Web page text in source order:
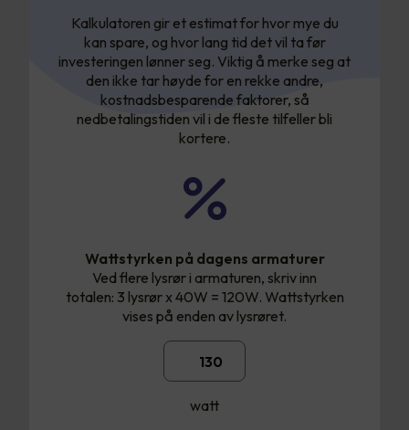
Kalkulatoren gir et estimat for hvor mye du
kan spare, og hvor lang tid det vil ta før
investeringen lønner seg. Viktig å merke seg at
den ikke tar høyde for en rekke andre,
kostnadsbesparende faktorer, så
nedbetalingstiden vil i de fleste tilfeller bli
kortere.
Wattstyrken på dagens armaturer
Ved flere lysrør i armaturen, skriv inn
totalen: 3 lysrør x 40W = 120W. Wattstyrken
vises på enden av lysrøret.
watt